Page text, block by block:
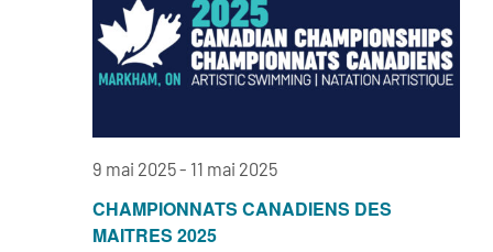
CHAMPIONNATS CANADIENS DES
MAITRES 2025
9 mai 2025- 11 mai 2025